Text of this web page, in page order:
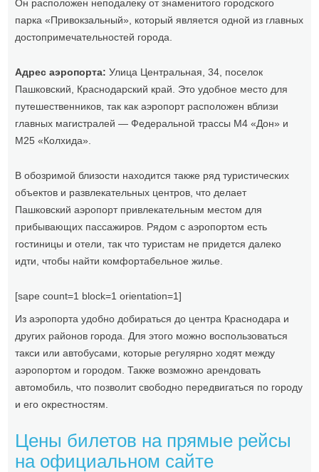
Он расположен неподалеку от знаменитого городского
парка «Привокзальный», который является одной из главных
достопримечательностей города.
Адрес аэропорта: Улица Центральная, 34, поселок
Пашковский, Краснодарский край. Это удобное место для
путешественников, так как аэропорт расположен вблизи
главных магистралей — Федеральной трассы М4 «Дон» и
М25 «Колхида».
В обозримой близости находится также ряд туристических
объектов и развлекательных центров, что делает
Пашковский аэропорт привлекательным местом для
прибывающих пассажиров. Рядом с аэропортом есть
гостиницы и отели, так что туристам не придется далеко
идти, чтобы найти комфортабельное жилье.
[sape count=1 block=1 orientation=1]
Из аэропорта удобно добираться до центра Краснодара и
других районов города. Для этого можно воспользоваться
такси или автобусами, которые регулярно ходят между
аэропортом и городом. Также возможно арендовать
автомобиль, что позволит свободно передвигаться по городу
и его окрестностям.
Цены билетов на прямые рейсы
на официальном сайте